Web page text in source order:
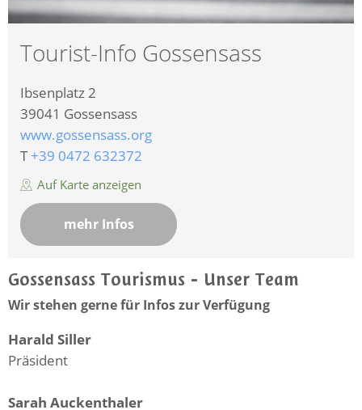
Tourist-Info Gossensass
Ibsenplatz 2
39041 Gossensass
www.gossensass.org
T+39 0472 632372
Auf Karte anzeigen
mehr Infos
Gossensass Tourismus - Unser Team
Wir stehen gerne für Infos zur Verfügung
Harald Siller
Präsident
Sarah Auckenthaler